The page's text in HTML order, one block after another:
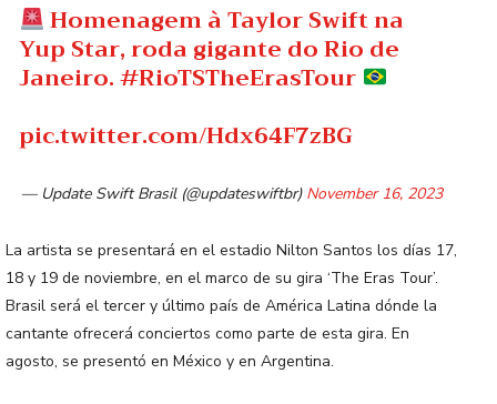
Homenagem à Taylor Swift na
Yup Star, roda gigante do Rio de
Janeiro.#RioTSTheErasTour
pic.twitter.com/Hdx64F7zBG
— Update Swift Brasil (@updateswiftbr) November 16, 2023
La artista se presentará en el estadio Nilton Santos los días 17,
18 y 19 de noviembre, en el marco de su gira ‘The Eras Tour’.
Brasil será el tercer y último país de América Latina dónde la
cantante ofrecerá conciertos como parte de esta gira. En
agosto, se presentó en México y en Argentina.